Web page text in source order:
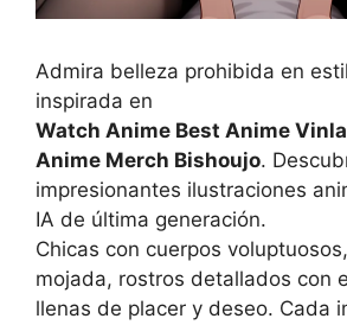
Admira belleza prohibida en
inspirada en
Watch Anime Best Anime
Anime Merch Bishoujo.
impresionantes ilustraciones
IA de última generación.
Chicas con cuerpos
mojada, rostros detallados con
llenas de placer y deseo. Cada